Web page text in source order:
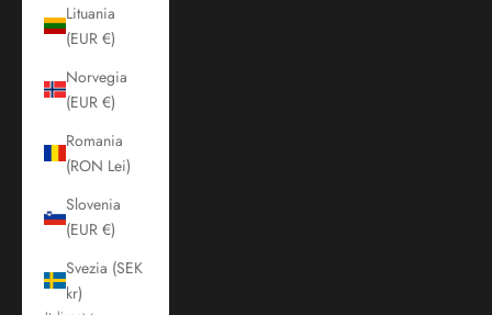
Lituania
(EUR €)
Norvegia
(EUR €)
Romania
(RON Lei)
Slovenia
(EUR €)
Svezia (SEK
kr)